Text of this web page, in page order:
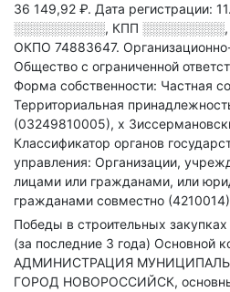
36 149,92 ₽. Дата регистрации:
░░░░░░░░░░, КПП ░░░░░░░░░,
ОКПО 74883647.
Общество с ограниченной
Форма собственности: Частная
Территориальная
(03249810005), х
Классификатор органов
управления: Организации,
лицами или гражданами, или
гражданами совместно
Победы в строительных
(за последние 3 года) Основной
АДМИНИСТРАЦИЯ
ГОРОД НОВОРОССИЙСК,